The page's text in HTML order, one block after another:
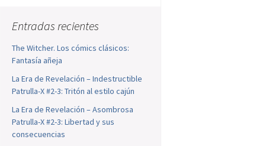
Entradas recientes
The Witcher. Los cómics clásicos:
Fantasía añeja
La Era de Revelación – Indestructible
Patrulla-X #2-3: Tritón al estilo cajún
La Era de Revelación – Asombrosa
Patrulla-X #2-3: Libertad y sus
consecuencias